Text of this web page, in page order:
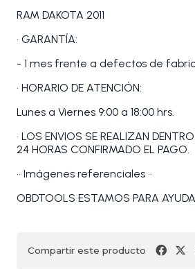
RAM DAKOTA 2011
• GARANTÍA:
- 1 mes frente a defectos de
• HORARIO DE ATENCIÓN:
Lunes a Viernes 9:00 a 18:00 hrs.
• LOS ENVIOS SE REALIZAN
24 HORAS CONFIRMADO EL PAGO.
•• Imágenes referenciales ••
OBDTOOLS ESTAMOS PARA
Compartir este producto